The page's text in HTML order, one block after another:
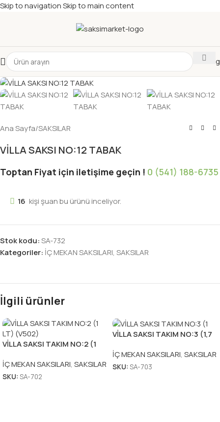
Skip to navigationSkip to main content
Katalog
Ana Sayfa/SAKSILAR
VİLLA SAKSI NO:12 TABAK
Toptan Fiyat için iletişime geçin ! 0 (541) 188-6735
16 kişi şuan bu ürünü inceliyor.
Stok kodu:SA-732
Kategoriler: İÇ MEKAN SAKSILARI, SAKSILAR
İlgili ürünler
VİLLA SAKSI TAKIM NO:2 (1
İÇ MEKAN SAKSILARI, SAKSILAR
SKU: SA-702
VİLLA SAKSI TAKIM NO:3 (1,7
İÇ MEKAN SAKSILARI, SAKSILAR
SKU: SA-703